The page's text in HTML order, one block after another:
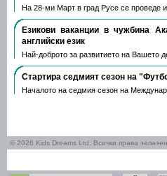
На 28-ми Март в град Русе се проведе
Езикови ваканции​ в чужбина
английски език
Най-доброто за развитието на Вашето
Стартира седмият сезон на
Началото на седмия сезон на
© 2026 Kids Dreams Ltd. Всички права